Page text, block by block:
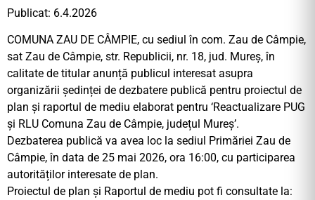
Publicat: 6.4.2026
COMUNA ZAU DE CÂMPIE, cu sediul în com. Zau de Câmpie,
sat Zau de Câmpie, str. Republicii, nr. 18, jud. Mureș, în
calitate de titular anunță publicul interesat asupra
organizării ședinței de dezbatere publică pentru proiectul de
plan și raportul de mediu elaborat pentru ‘Reactualizare PUG
și RLU Comuna Zau de Câmpie, județul Mureș’.
Dezbaterea publică va avea loc la sediul Primăriei Zau de
Câmpie, în data de 25 mai 2026, ora 16:00, cu participarea
autorităților interesate de plan.
Proiectul de plan și Raportul de mediu pot fi consultate la: